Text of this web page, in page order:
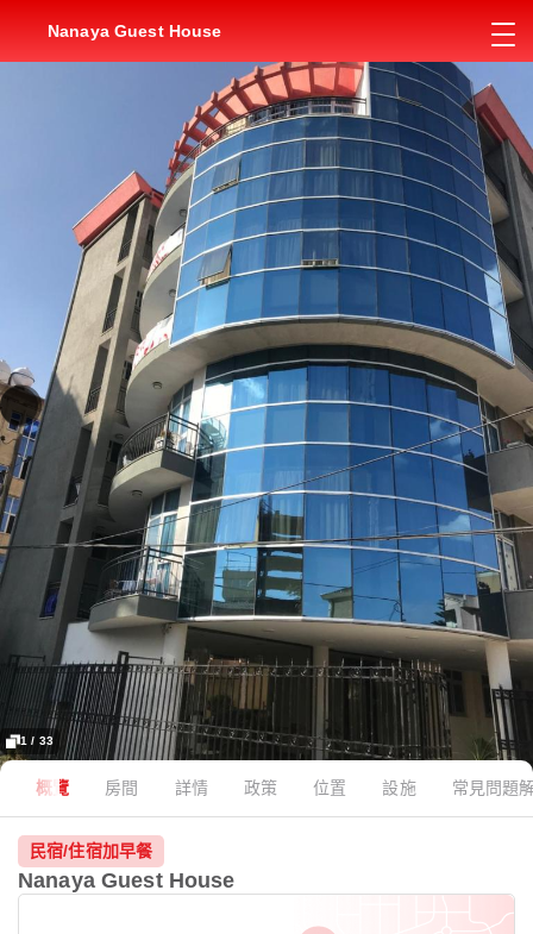
Nanaya Guest House
1 / 33
概覽 房間 詳情 政策 位置 設施 常見問題
民宿/住宿加早餐
Nanaya Guest House